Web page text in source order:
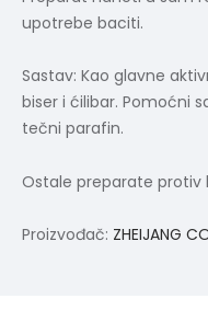
upotrebe baciti.
Sastav: Kao glavne
biser i ćilibar. Pomoćni
tečni parafin.
Ostale preparate
Proizvođač: ZHEIJANG